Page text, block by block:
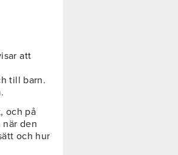
att
till barn.
och på
den
och hur